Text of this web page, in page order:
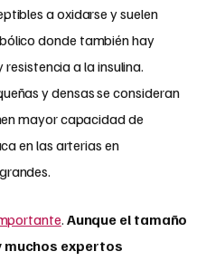
a oxidarse y suelen
donde también hay
a la insulina.
y densas se consideran
mayor capacidad de
en las arterias en
. Aunque el tamaño
expertos